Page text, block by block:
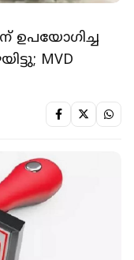
ഉപയോഗിച്ച
MVD